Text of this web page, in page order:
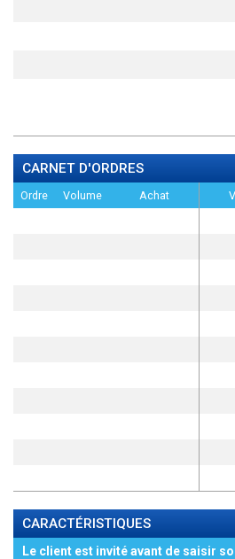
CARNET D'ORDRES
Ordre Volume Achat
CARACTÉRISTIQUES
Le client est invité avant de saisir